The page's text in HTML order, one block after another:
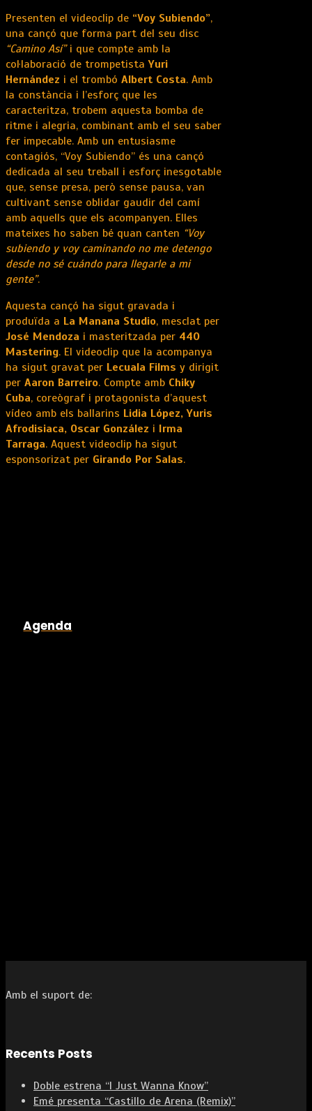
Presenten el videoclip de “Voy Subiendo”,
una cançó que forma part del seu disc
“Camino Así”i que compte amb la
col·laboració de trompetistaYuri
Hernández i el trombó Albert Costa. Amb
la constància i l’esforç que les
caracteritza, trobem aquesta bomba de
ritme i alegria, combinant amb el seu saber
fer impecable. Amb un entusiasme
contagiós, “Voy Subiendo” és una cançó
dedicada al seu treball i esforç inesgotable
que, sense presa, però sense pausa, van
cultivant sense oblidar gaudir del camí
amb aquells que els acompanyen. Elles
mateixes ho saben bé quan canten “Voy
subiendo y voy caminando no me detengo
desde no sé cuándo para llegarle a mi
gente”.
Aquesta cançó ha sigut gravada i
produïda a La Manana Studio, mesclat per
José Mendoza i masteritzada per 440
Mastering. El videoclip que la acompanya
ha sigut gravat per Lecuala Films y dirigit
per Aaron Barreiro. Compte amb Chiky
Cuba, coreògraf i protagonista d’aquest
vídeo amb els ballarins Lidia López, Yuris
Afrodisiaca, Oscar González i Irma
Tarraga. Aquest videoclip ha sigut
esponsorizat per Girando Por Salas.
Agenda
Amb el suport de:
Recents Posts
Doble estrena “I Just Wanna Know”
Emé presenta “Castillo de Arena (Remix)”